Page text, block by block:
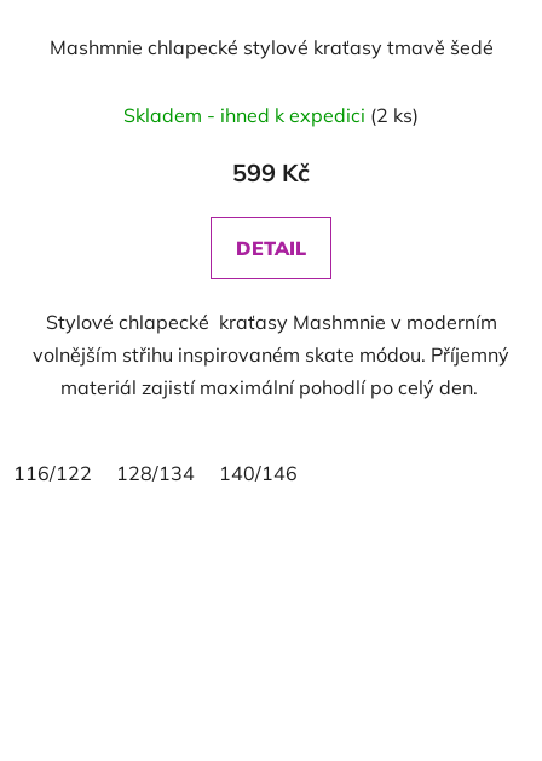
Mashmnie chlapecké stylové kraťasy tmavě šedé
Skladem - ihned k expedici (2 ks)
599 Kč
DETAIL
Stylové chlapecké kraťasy Mashmnie v moderním
volnějším střihu inspirovaném skate módou. Příjemný
materiál zajistí maximální pohodlí po celý den.
116/122 128/134 140/146